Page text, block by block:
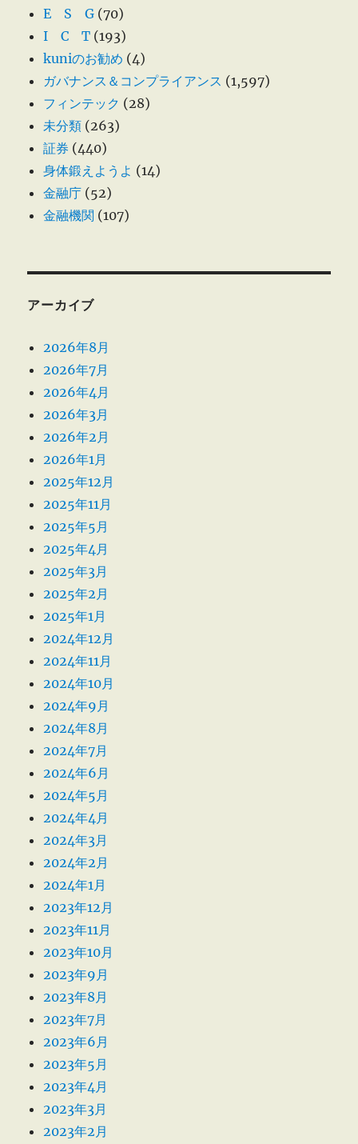
E S G (70)
I C T (193)
kuniのお勧め (4)
ガバナンス＆コンプライアンス (1,597)
フィンテック (28)
未分類 (263)
証券 (440)
身体鍛えようよ (14)
金融庁 (52)
金融機関 (107)
アーカイブ
2026年8月
2026年7月
2026年4月
2026年3月
2026年2月
2026年1月
2025年12月
2025年11月
2025年5月
2025年4月
2025年3月
2025年2月
2025年1月
2024年12月
2024年11月
2024年10月
2024年9月
2024年8月
2024年7月
2024年6月
2024年5月
2024年4月
2024年3月
2024年2月
2024年1月
2023年12月
2023年11月
2023年10月
2023年9月
2023年8月
2023年7月
2023年6月
2023年5月
2023年4月
2023年3月
2023年2月